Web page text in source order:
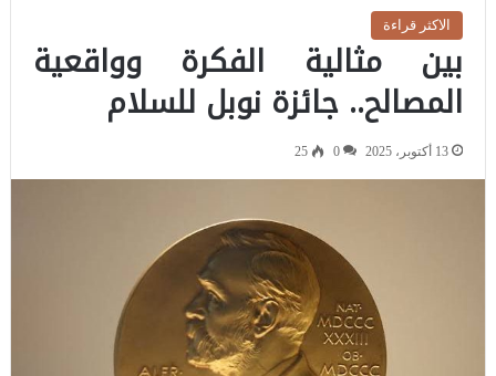
الاكثر قراءة
بين مثالية الفكرة وواقعية
المصالح.. جائزة نوبل للسلام
13 أكتوبر، 2025 0
25